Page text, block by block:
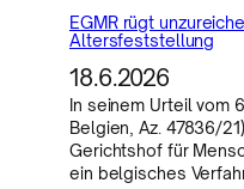
EGMR rügt
Altersfeststellung
18.6.2026
In seinem Urteil vom
Belgien, Az. 47836/
Gerichtshof für
ein belgisches